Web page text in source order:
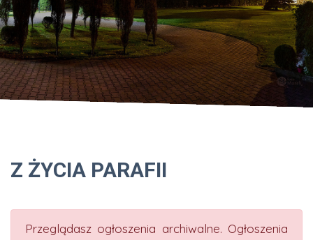
Z ŻYCIA PARAFII
Przeglądasz ogłoszenia archiwalne. Ogłoszenia